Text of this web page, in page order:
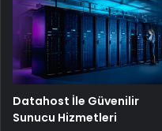
Datahost İle Güvenilir
Sunucu Hizmetleri